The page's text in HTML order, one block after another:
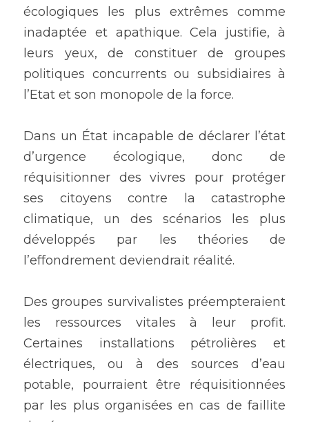
écologiques les plus extrêmes comme
inadaptée et apathique. Cela justifie, à
leurs yeux, de constituer de groupes
politiques concurrents ou subsidiaires à
l’Etat et son monopole de la force.
Dans un État incapable de déclarer l’état
d’urgence écologique, donc de
réquisitionner des vivres pour protéger
ses citoyens contre la catastrophe
climatique, un des scénarios les plus
développés par les théories de
l’effondrement deviendrait réalité.
Des groupes survivalistes préempteraient
les ressources vitales à leur profit.
Certaines installations pétrolières et
électriques, ou à des sources d’eau
potable, pourraient être réquisitionnées
par les plus organisées en cas de faillite